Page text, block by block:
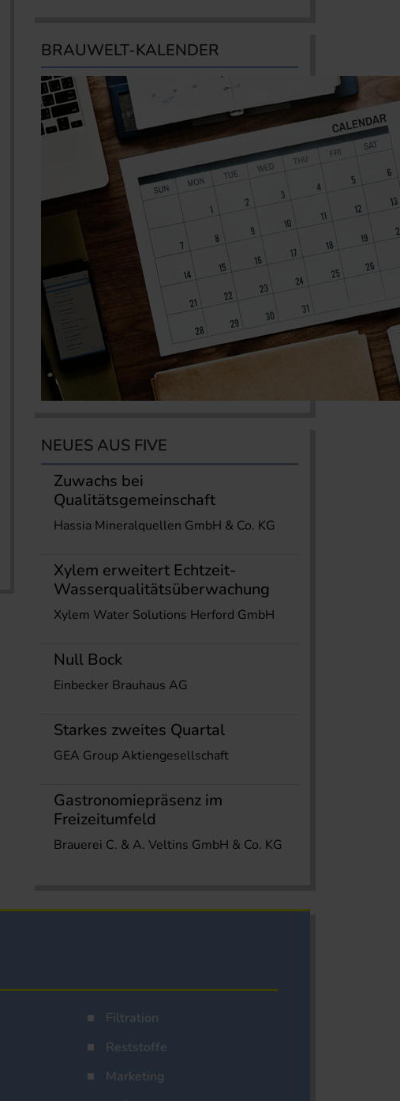
BRAUWELT-KALENDER
NEUES AUS FIVE
Zuwachs bei
Qualitätsgemeinschaft
Hassia Mineralquellen GmbH & Co. KG
Xylem erweitert Echtzeit-
Wasserqualitätsüberwachung
Xylem Water Solutions Herford GmbH
Null Bock
Einbecker Brauhaus AG
Starkes zweites Quartal
GEA Group Aktiengesellschaft
Gastronomiepräsenz im
Freizeitumfeld
Brauerei C. & A. Veltins GmbH & Co. KG
Filtration
Reststoffe
Marketing